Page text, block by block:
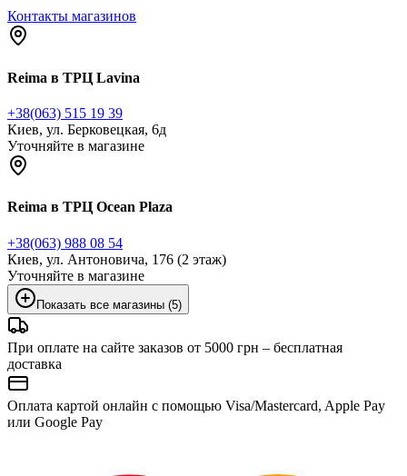
Контакты магазинов
Reima в ТРЦ Lavina
+38(063) 515 19 39
Киев, ул. Берковецкая, 6д
Уточняйте в магазине
Reima в ТРЦ Ocean Plaza
+38(063) 988 08 54
Киев, ул. Антоновича, 176 (2 этаж)
Уточняйте в магазине
Показать все магазины (5)
При оплате на сайте заказов от 5000 грн – бесплатная
доставка
Оплата картой онлайн с помощью Visa/Mastercard, Apple Pay
или Google Pay